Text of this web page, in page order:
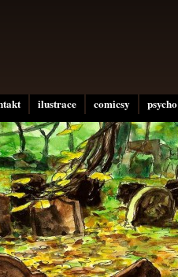
ilustrace comicsy psycho